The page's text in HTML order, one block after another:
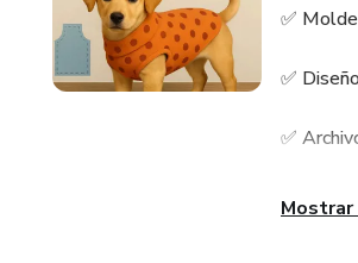
✅
✅
✅
✅
Mostrar